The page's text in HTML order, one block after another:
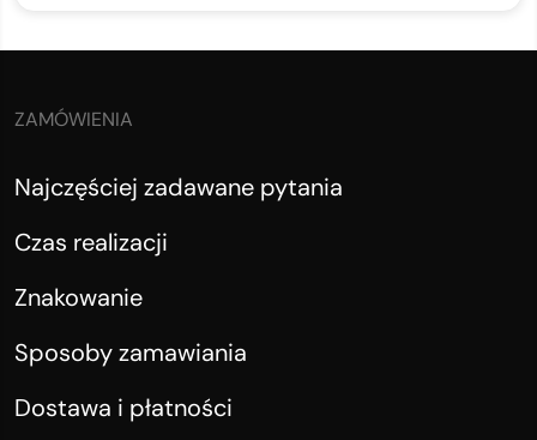
ZAMÓWIENIA
Najczęściej zadawane pytania
Czas realizacji
Znakowanie
Sposoby zamawiania
Dostawa i płatności